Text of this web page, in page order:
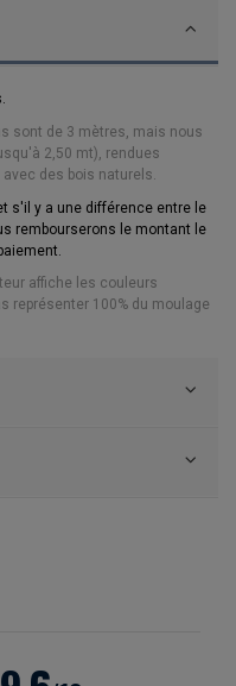
sont de 3 mètres, mais nous
2,50 mt), rendues
des bois naturels.
s'il y a une différence entre le
rembourserons le montant le
affiche les couleurs
représenter 100% du moulage